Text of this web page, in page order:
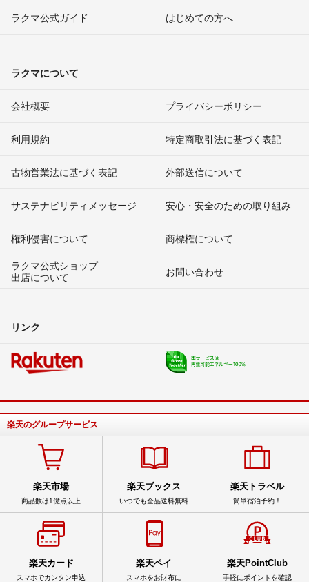
ラクマ公式ガイド はじめての方へ
ラクマについて
会社概要 プライバシーポリシー
利用規約 特定商取引法に基づく表記
古物営業法に基づく表記 外部送信について
サステナビリティメッセージ 安心・安全のための取り組み
権利侵害について
商標権について
ラクマ公式ショップ
出店について
お問い合わせ
リンク
楽天のグループサービス
楽天市場
商品数は1億点以上
楽天ブックス
いつでも全品送料無料
楽天トラベル
簡単宿泊予約！
楽天カード
スマホでカンタン申込
楽天ペイ
スマホをお財布に
楽天PointClub
手軽にポイントを確認